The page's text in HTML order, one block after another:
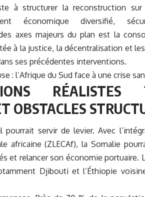
à structurer la reconstruction
économique diversifié,
axes majeurs du plan est la
à la justice, la décentralisation et
ses précédentes interventions.
: l’Afrique du Sud face à une crise
RÉALISTES
OBSTACLES
pourrait servir de levier. Avec
africaine (ZLECAf), la Somalie
et relancer son économie portuaire.
Djibouti et l’Éthiopie